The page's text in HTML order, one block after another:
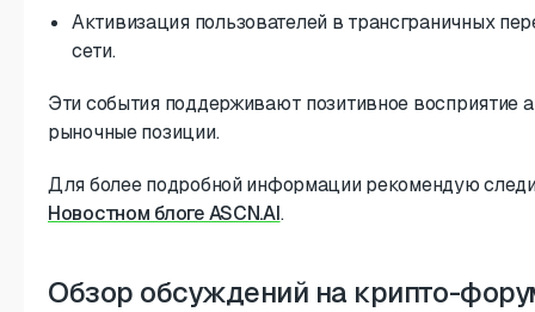
Активизация пользователей в трансграничных
сети.
Эти события поддерживают позитивное восприятие
рыночные позиции.
Для более подробной информации рекомендую
Новостном блоге ASCN.AI.
Обзор обсуждений на крипто-